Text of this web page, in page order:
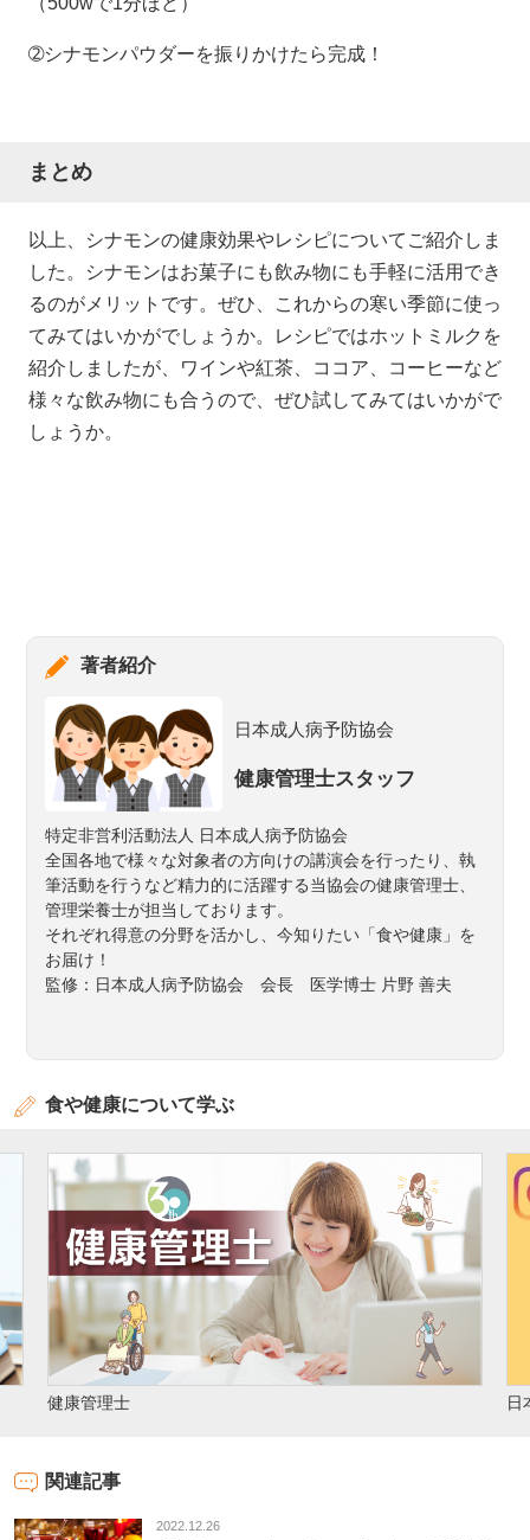
➁シナモンパウダーを振りかけたら完成！
まとめ
以上、シナモンの健康効果やレシピについてご紹介しま
した。シナモンはお菓子にも飲み物にも手軽に活用でき
るのがメリットです。ぜひ、これからの寒い季節に使っ
てみてはいかがでしょうか。レシピではホットミルクを
紹介しましたが、ワインや紅茶、ココア、コーヒーなど
様々な飲み物にも合うので、ぜひ試してみてはいかがで
しょうか。
著者紹介
日本成人病予防協会
健康管理士スタッフ
特定非営利活動法人 日本成人病予防協会
全国各地で様々な対象者の方向けの講演会を行ったり、執
筆活動を行うなど精力的に活躍する当協会の健康管理士、
管理栄養士が担当しております。
それぞれ得意の分野を活かし、今知りたい「食や健康」を
お届け！
監修：日本成人病予防協会 会長 医学博士 片野 善夫
食や健康について学ぶ
日本成人病予防協会 公式Instagram
関連記事
2022.12.26